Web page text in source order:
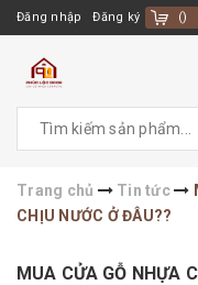
Đăng nhập Đăng ký ()
Trang chủ Tin tức
CHỊU NƯỚC Ở ĐÂU??
MUA CỬA GỖ NHỰA